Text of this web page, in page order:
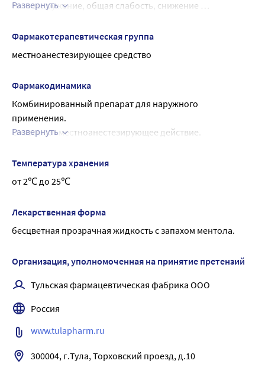
головокружение, общая слабость, снижение
применение препарата.
Развернуть
Фармакотерапевтическая группа
местноанестезирующее средство
Фармакодинамика
Комбинированный препарат для наружного
применения.
Оказывает местноанестезирующее действие.
раздражение нервных окончаний, расширяет
поверхностные сосуды кожи, вызывая ощущение
прохлады, сопровождающееся анальгезирующим
анестезирующее действие прокаина и бензокаина.
Прокаин - местноанестезирующее средство с умеренной
каналы, препятствует генерации импульсов в
и проведению импульсов по нервным волокнам.
Бензокаин - местный анестетик для поверхностной
анестезии. Препятствует возникновению болевых
импульсов в окончаниях чувствительных нервов и их
Развернуть
Температура хранения
от 2℃ до 25℃
Лекарственная форма
бесцветная прозрачная жидкость с запахом ментола.
Организация, уполномоченная на принятие претензий
Тульская фармацевтическая фабрика ООО
Россия
www.tulapharm.ru
300004, г.Тула, Торховский проезд, д.10